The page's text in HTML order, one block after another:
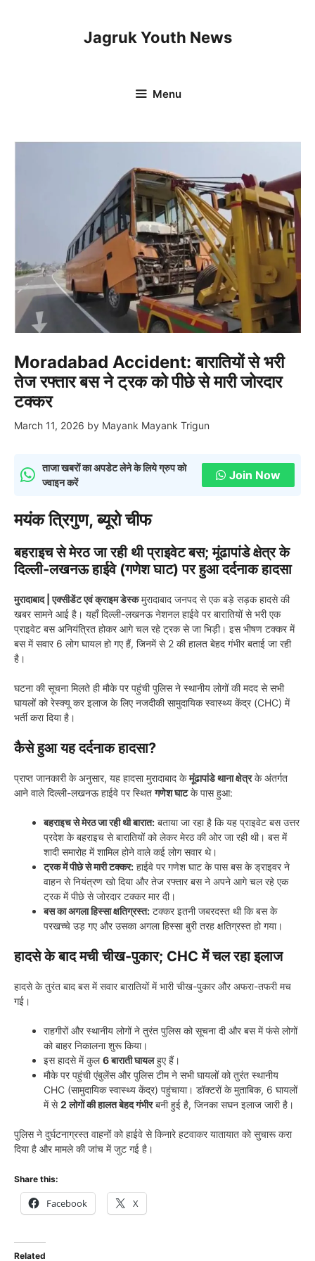
Jagruk Youth News
Menu
Moradabad Accident: बारातियों से भरी
तेज रफ्तार बस ने ट्रक को पीछे से मारी जोरदार
टक्कर
March 11, 2026 by Mayank Mayank Trigun
ताजा खबरों का अपडेट लेने के लिये ग्रुप को
ज्वाइन करें
Join Now
मयंक त्रिगुण, ब्यूरो चीफ
बहराइच से मेरठ जा रही थी प्राइवेट बस; मूंढापांडे क्षेत्र के
दिल्ली-लखनऊ हाईवे (गणेश घाट) पर हुआ दर्दनाक हादसा
मुरादाबाद | एक्सीडेंट एवं क्राइम डेस्कमुरादाबाद जनपद से एक बड़े सड़क हादसे की
खबर सामने आई है। यहाँ दिल्ली-लखनऊ नेशनल हाईवे पर बारातियों से भरी एक
प्राइवेट बस अनियंत्रित होकर आगे चल रहे ट्रक से जा भिड़ी। इस भीषण टक्कर में
बस में सवार 6 लोग घायल हो गए हैं, जिनमें से 2 की हालत बेहद गंभीर बताई जा रही
है।
घटना की सूचना मिलते ही मौके पर पहुंची पुलिस ने स्थानीय लोगों की मदद से सभी
घायलों को रेस्क्यू कर इलाज के लिए नजदीकी सामुदायिक स्वास्थ्य केंद्र (CHC) में
भर्ती करा दिया है।
कैसे हुआ यह दर्दनाक हादसा?
प्राप्त जानकारी के अनुसार, यह हादसा मुरादाबाद केमूंढापांडे थाना क्षेत्रके अंतर्गत
आने वाले दिल्ली-लखनऊ हाईवे पर स्थितगणेश घाटके पास हुआ:
बहराइच से मेरठ जा रही थी बारात: बताया जा रहा है कि यह प्राइवेट बस उत्तर
प्रदेश के बहराइच से बारातियों को लेकर मेरठ की ओर जा रही थी। बस में
शादी समारोह में शामिल होने वाले कई लोग सवार थे।
ट्रक में पीछे से मारी टक्कर: हाईवे पर गणेश घाट के पास बस के ड्राइवर ने
वाहन से नियंत्रण खो दिया और तेज रफ्तार बस ने अपने आगे चल रहे एक
ट्रक में पीछे से जोरदार टक्कर मार दी।
बस का अगला हिस्सा क्षतिग्रस्त: टक्कर इतनी जबरदस्त थी कि बस के
परखच्चे उड़ गए और उसका अगला हिस्सा बुरी तरह क्षतिग्रस्त हो गया।
हादसे के बाद मची चीख-पुकार; CHC में चल रहा इलाज
हादसे के तुरंत बाद बस में सवार बारातियों में भारी चीख-पुकार और अफरा-तफरी मच
गई।
राहगीरों और स्थानीय लोगों ने तुरंत पुलिस को सूचना दी और बस में फंसे लोगों
को बाहर निकालना शुरू किया।
इस हादसे में कुल6 बाराती घायलहुए हैं।
मौके पर पहुंची एंबुलेंस और पुलिस टीम ने सभी घायलों को तुरंत स्थानीय
CHC (सामुदायिक स्वास्थ्य केंद्र) पहुंचाया। डॉक्टरों के मुताबिक, 6 घायलों
में से2 लोगों की हालत बेहद गंभीरबनी हुई है, जिनका सघन इलाज जारी है।
पुलिस ने दुर्घटनाग्रस्त वाहनों को हाईवे से किनारे हटवाकर यातायात को सुचारू करा
दिया है और मामले की जांच में जुट गई है।
Share this:
Facebook X
Related